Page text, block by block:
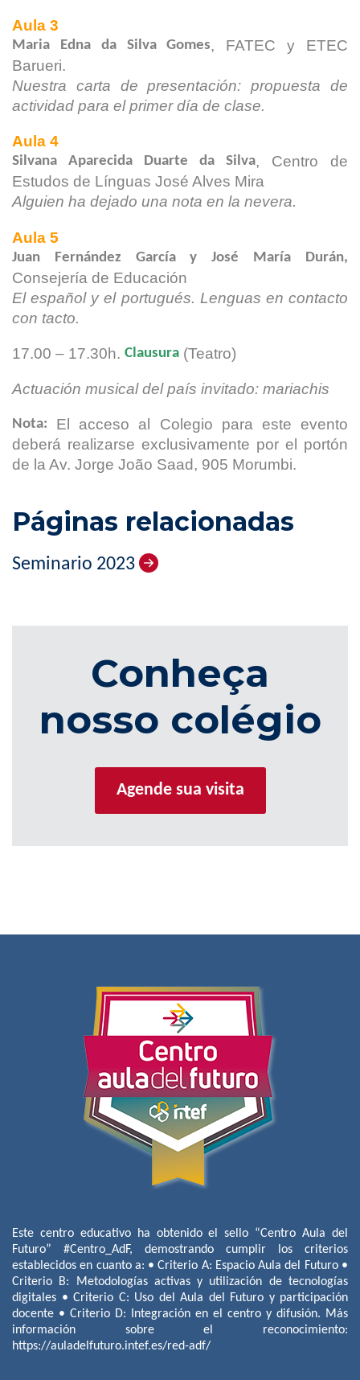
Aula 3
Maria Edna da Silva Gomes, FATEC y ETEC
Barueri.
Nuestra carta de presentación: propuesta de
actividad para el primer día de clase.
Aula 4
Silvana Aparecida Duarte da Silva, Centro de
Estudos de Línguas José Alves Mira
Alguien ha dejado una nota en la nevera.
Aula 5
Juan Fernández García y José María Durán,
Consejería de Educación
El español y el portugués. Lenguas en contacto
con tacto.
17.00 – 17.30h. Clausura (Teatro)
Actuación musical del país invitado: mariachis
Nota:
El acceso al Colegio para este evento
deberá realizarse exclusivamente por el portón
de la Av. Jorge João Saad, 905 Morumbi.
Páginas relacionadas
Seminario 2023
Conheça
nosso colégio
Agende sua visita
Este centro educativo ha obtenido el sello “Centro Aula del
Futuro” #Centro_AdF, demostrando cumplir los criterios
establecidos en cuanto a: • Criterio A: Espacio Aula del Futuro •
Criterio B: Metodologías activas y utilización de tecnologías
digitales • Criterio C: Uso del Aula del Futuro y participación
docente • Criterio D: Integración en el centro y difusión. Más
información sobre el reconocimiento:
https://auladelfuturo.intef.es/red-adf/